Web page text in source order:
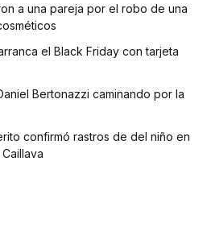
a una pareja por el robo de una
el Black Friday con tarjeta
Bertonazzi caminando por la
confirmó rastros de del niño en